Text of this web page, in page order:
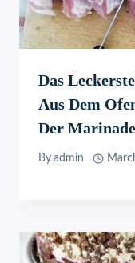
Das
Aus Dem
Der Marinade
By admin